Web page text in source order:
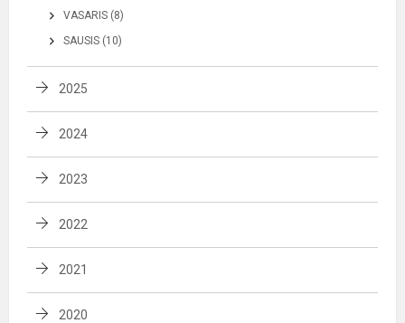
VASARIS (8)
SAUSIS (10)
2025
2024
2023
2022
2021
2020